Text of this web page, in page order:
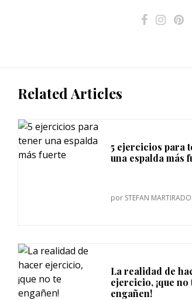
Related Articles
5 ejercicios para
una espalda más
por STEFAN
La realidad de
ejercicio, ¡que no
engañen!